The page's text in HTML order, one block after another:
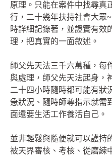
原理。只能在案件中找尋真
行，二十幾年扶持社會大眾
時詳細記錄著，並證實有效
理，把真實的一面敘述。
師父先天法三千六萬種，每
與處理，師父先天法起身，
二十四小時隨時都可能有狀
急狀況、隨時師尊指示就需
面還要生活工作養活自己。
並非輕鬆與隨便就可以護持
被天界審核、考核、從磨練